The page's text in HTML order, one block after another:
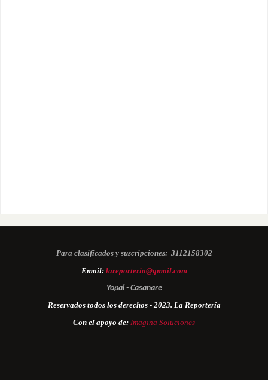
Para clasificados y suscripciones: 3112158302
Email: lareporteria@gmail.com
Yopal - Casanare
Reservados todos los derechos - 2023. La Reportería
Con el apoyo de: Imagina Soluciones